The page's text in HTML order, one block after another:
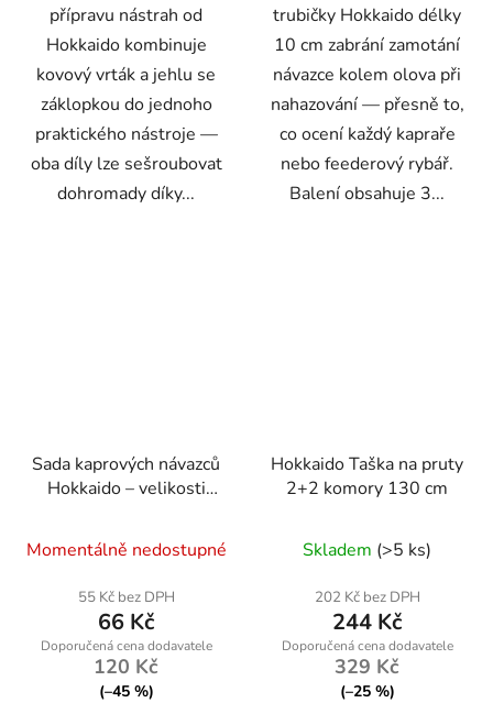
přípravu nástrah od
Hokkaido kombinuje
kovový vrták a jehlu se
záklopkou do jednoho
praktického nástroje —
oba díly lze sešroubovat
dohromady díky...
trubičky Hokkaido délky
10 cm zabrání zamotání
návazce kolem olova při
nahazování — přesně to,
co ocení každý kapraře
nebo feederový rybář.
Balení obsahuje 3...
Sada kaprových návazců
Hokkaido – velikosti
Momentálně nedostupné
55 Kč bez DPH
66 Kč
120 Kč
(–45 %)
Hokkaido Taška na pruty
2+2 komory 130 cm
hodnocení
produktu
je
5,0
z
Skladem (>5 ks)
202 Kč bez DPH
244 Kč
329 Kč
(–25 %)